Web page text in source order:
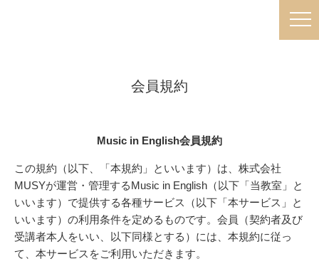
会員規約
Music in English会員規約
この規約（以下、「本規約」といいます）は、株式会社
MUSYが運営・管理するMusic in English（以下「当教室」と
いいます）で提供する各種サービス（以下「本サービス」と
いいます）の利用条件を定めるものです。会員（契約者及び
受講者本人をいい、以下同様とする）には、本規約に従っ
て、本サービスをご利用いただきます。